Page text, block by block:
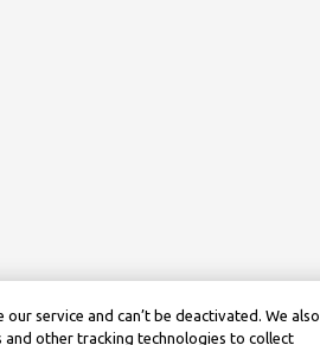
service and can’t be deactivated. We also
other tracking technologies to collect